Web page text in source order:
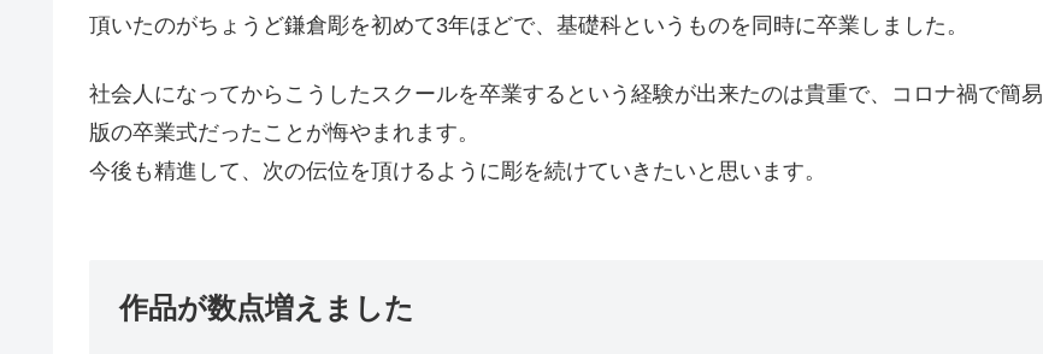
頂いたのがちょうど鎌倉彫を初めて3年ほどで、基礎科というものを同時に卒業しました。
社会人になってからこうしたスクールを卒業するという経験が出来たのは貴重で、コロナ禍で簡易
版の卒業式だったことが悔やまれます。
今後も精進して、次の伝位を頂けるように彫を続けていきたいと思います。
作品が数点増えました